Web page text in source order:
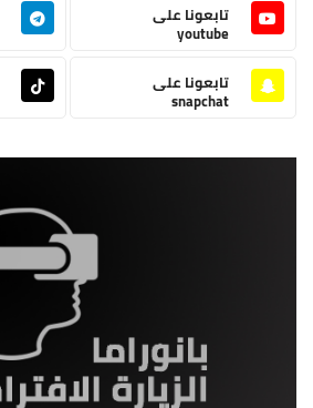
تابعونا على
youtube
تابعونا على
snapchat